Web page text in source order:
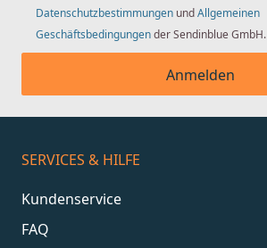
Datenschutzbestimmungen undAllgemeinen
Geschäftsbedingungender Sendinblue GmbH.
Anmelden
SERVICES & HILFE
Kundenservice
FAQ